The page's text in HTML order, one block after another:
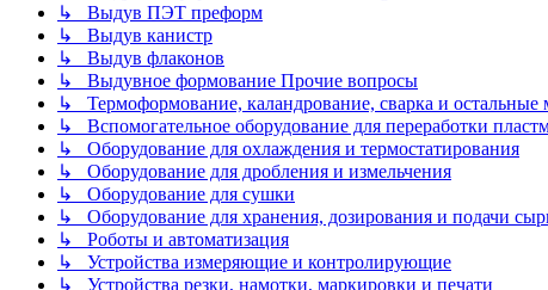
↳ Выдув ПЭТ преформ
↳ Выдув канистр
↳ Выдув флаконов
↳ Выдувное формование Прочие вопросы
↳ Термоформование, каландрование, сварка и остальные
↳ Вспомогательное оборудование для переработки
↳ Оборудование для охлаждения и термостатирования
↳ Оборудование для дробления и измельчения
↳ Оборудование для сушки
↳ Оборудование для хранения, дозирования и подачи
↳ Роботы и автоматизация
↳ Устройства измеряющие и контролирующие
↳ Устройства резки, намотки, маркировки и печати